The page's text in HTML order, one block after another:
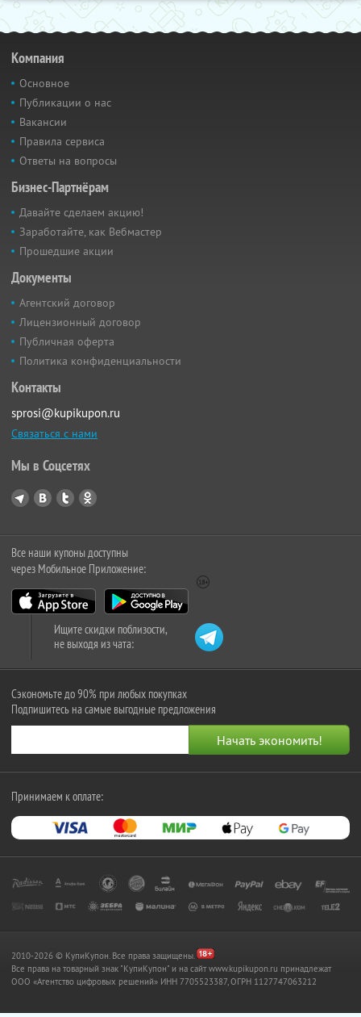
Компания
Основное
Публикации о нас
Вакансии
Правила сервиса
Ответы на вопросы
Бизнес-Партнёрам
Давайте сделаем акцию!
Заработайте, как Вебмастер
Прошедшие акции
Документы
Агентский договор
Лицензионный договор
Публичная оферта
Политика конфиденциальности
Контакты
sprosi@kupikupon.ru
Связаться с нами
Мы в Соцсетях
Все наши купоны доступны
через Мобильное Приложение:
Ищите скидки поблизости,
не выходя из чата:
Сэкономьте до 90% при любых покупках
Подпишитесь на самые выгодные предложения
Принимаем к оплате:
2010-2026 © КупиКупон. Все права защищены.
Все права на товарный знак "КупиКупон" и на сайт www.kupikupon.ru принадлежат
OOO «Агентство цифровых решений» ИНН 7705523387, ОГРН 1127747063212